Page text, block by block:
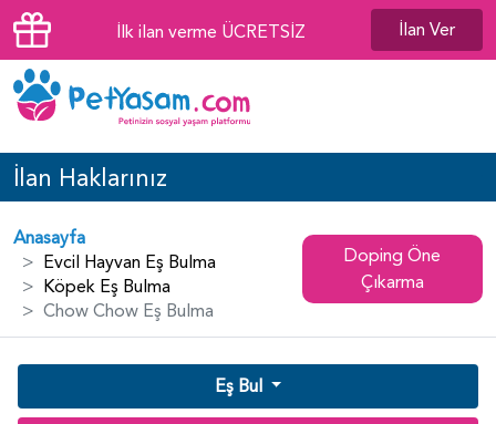
İlk ilan verme ÜCRETSİZ İlan Ver
İlan Haklarınız
Anasayfa
Evcil Hayvan Eş Bulma
Köpek Eş Bulma
Chow Chow Eş Bulma
Doping Öne
Çıkarma
Eş Bul